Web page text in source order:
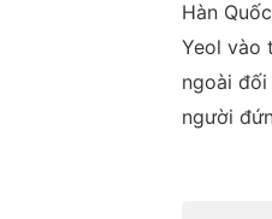
Hàn
Yeol vào
ngoài đối
người